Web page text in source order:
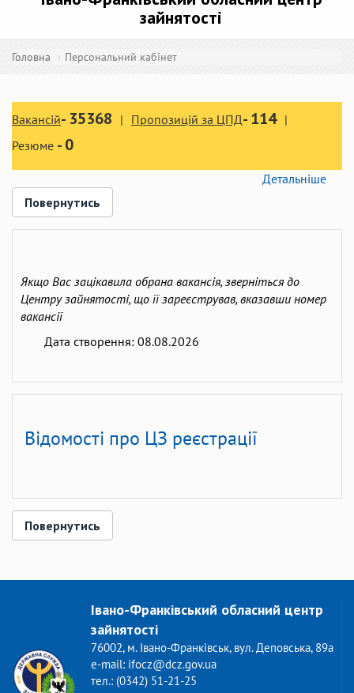
зайнятості
Головна Персональний кабінет
Вакансій- 35368 Пропозицій за ЦПД-114
Резюме -0
Детальніше
Повернутись
Якщо Вас зацікавила обрана вакансія, зверніться до
Центру зайнятості, що її зареєстрував, вказавши номер
вакансії
Дата створення: 08.08.2026
Відомості про ЦЗ реєстрації
Повернутись
Івано-Франківський обласний центр
зайнятості
76002, м. Івано-Франківськ, вул. Деповська, 89а
e-mail: ifocz@dcz.gov.ua
тел.: (0342) 51-21-25